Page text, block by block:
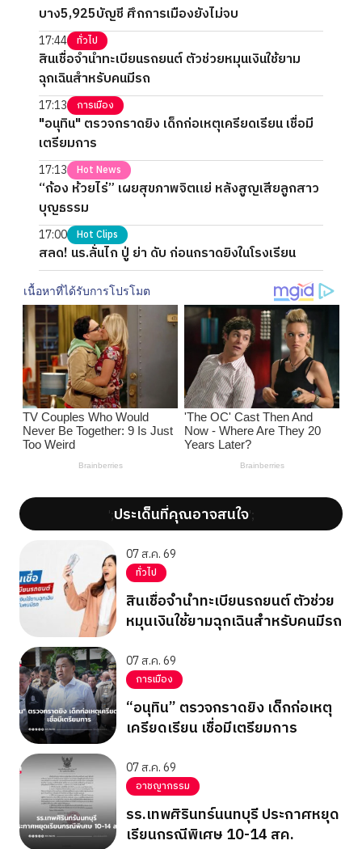
บาง5,925บัญชี ศึกการเมืองยังไม่จบ
17:44 ทั่วไป
สินเชื่อจำนำทะเบียนรถยนต์ ตัวช่วยหมุนเงินใช้ยาม
ฉุกเฉินสำหรับคนมีรถ
17:13 การเมือง
"อนุทิน" ตรวจกราดยิง เด็กก่อเหตุเครียดเรียน เชื่อมี
เตรียมการ
17:13 Hot News
“ก้อง ห้วยไร่” เผยสุขภาพจิตแย่ หลังสูญเสียลูกสาว
บุญธรรม
17:00 Hot Clips
สลด! นร.ลั่นไก ปู่ ย่า ดับ ก่อนกราดยิงในโรงเรียน
';ประเด็นที่คุณอาจสนใจ';
07 ส.ค. 69
ทั่วไป
สินเชื่อจำนำทะเบียนรถยนต์ ตัวช่วย
หมุนเงินใช้ยามฉุกเฉินสำหรับคนมีรถ
07 ส.ค. 69
การเมือง
“อนุทิน” ตรวจกราดยิง เด็กก่อเหตุ
เครียดเรียน เชื่อมีเตรียมการ
07 ส.ค. 69
อาชญากรรม
รร.เทพศิรินทร์นนทบุรี ประกาศหยุด
เรียนกรณีพิเศษ 10-14 สค.